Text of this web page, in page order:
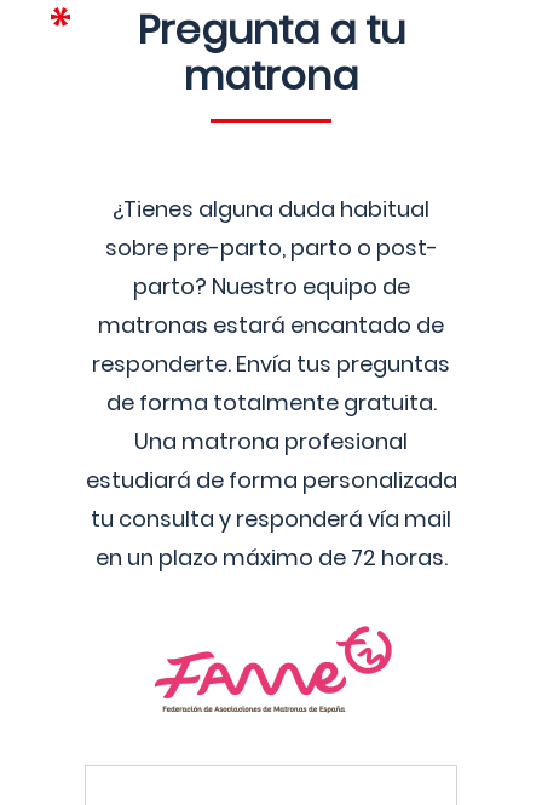
Pregunta a tu
matrona
¿Tienes alguna duda habitual
sobre pre-parto, parto o post-
parto? Nuestro equipo de
matronas estará encantado de
responderte. Envía tus preguntas
de forma totalmente gratuita.
Una matrona profesional
estudiará de forma personalizada
tu consulta y responderá vía mail
en un plazo máximo de 72 horas.